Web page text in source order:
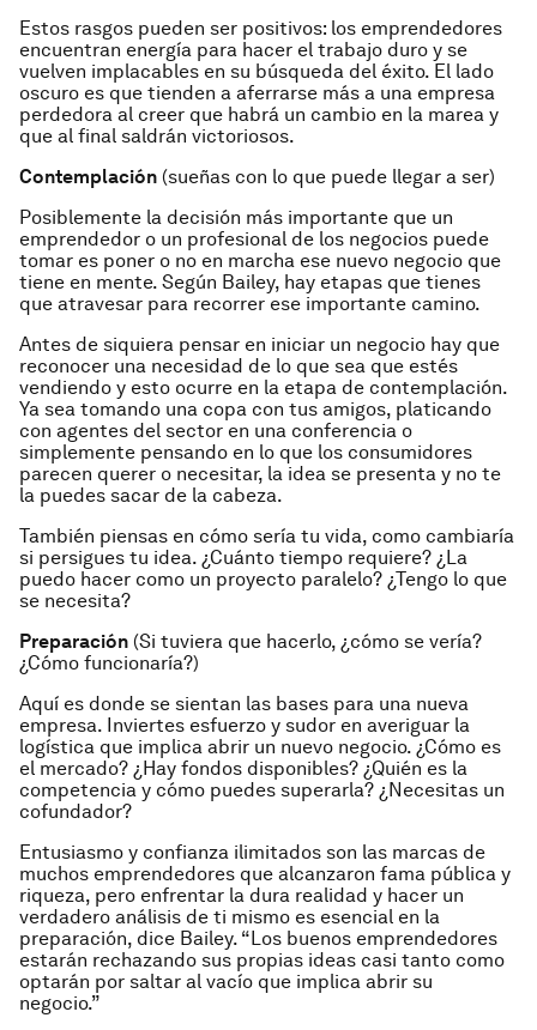
Estos rasgos pueden ser positivos: los emprendedores
encuentran energía para hacer el trabajo duro y se
vuelven implacables en su búsqueda del éxito. El lado
oscuro es que tienden a aferrarse más a una empresa
perdedora al creer que habrá un cambio en la marea y
que al final saldrán victoriosos.
Contemplación (sueñas con lo que puede llegar a ser)
Posiblemente la decisión más importante que un
emprendedor o un profesional de los negocios puede
tomar es poner o no en marcha ese nuevo negocio que
tiene en mente. Según Bailey, hay etapas que tienes
que atravesar para recorrer ese importante camino.
Antes de siquiera pensar en iniciar un negocio hay que
reconocer una necesidad de lo que sea que estés
vendiendo y esto ocurre en la etapa de contemplación.
Ya sea tomando una copa con tus amigos, platicando
con agentes del sector en una conferencia o
simplemente pensando en lo que los consumidores
parecen querer o necesitar, la idea se presenta y no te
la puedes sacar de la cabeza.
También piensas en cómo sería tu vida, como cambiaría
si persigues tu idea. ¿Cuánto tiempo requiere? ¿La
puedo hacer como un proyecto paralelo? ¿Tengo lo que
se necesita?
Preparación (Si tuviera que hacerlo, ¿cómo se vería?
¿Cómo funcionaría?)
Aquí es donde se sientan las bases para una nueva
empresa. Inviertes esfuerzo y sudor en averiguar la
logística que implica abrir un nuevo negocio. ¿Cómo es
el mercado? ¿Hay fondos disponibles? ¿Quién es la
competencia y cómo puedes superarla? ¿Necesitas un
cofundador?
Entusiasmo y confianza ilimitados son las marcas de
muchos emprendedores que alcanzaron fama pública y
riqueza, pero enfrentar la dura realidad y hacer un
verdadero análisis de ti mismo es esencial en la
preparación, dice Bailey. “Los buenos emprendedores
estarán rechazando sus propias ideas casi tanto como
optarán por saltar al vacío que implica abrir su
negocio.”